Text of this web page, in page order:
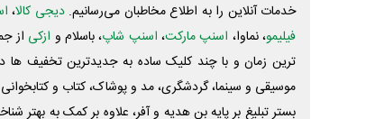
خدمات آنلاین را به اطلاع مخاطبان می‌رسانیم. دیجی کالا،
فیلیمو، نماوا، اسنپ مارکت، اسنپ شاپ، باسلام و ازکی از
ترین زمان و با چند کلیک ساده به جدیدترین تخفیف ها در
موسیقی و سینما، گردشگری، مد و پوشاک، کتاب و
بستر تبلیغ بر پایه بن هدیه و آفر، علاوه بر کمک به بهتر